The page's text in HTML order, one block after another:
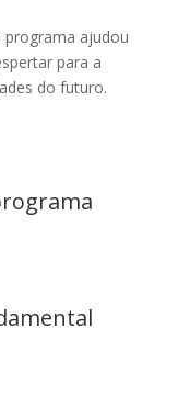
programa ajudou
para a
do futuro.